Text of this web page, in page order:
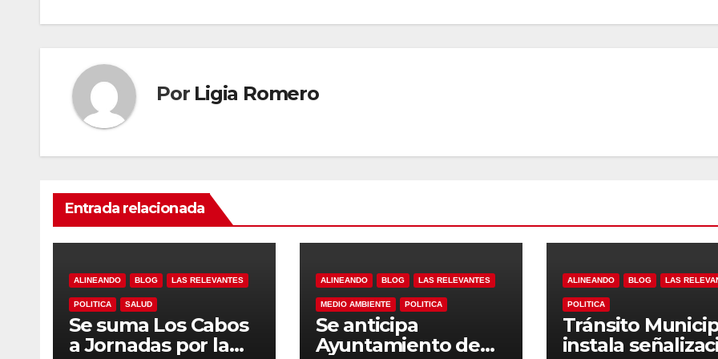
Por Ligia Romero
Entrada relacionada
ALINEANDO BLOG LAS RELEVANTES
POLITICA SALUD
Se suma Los Cabos
a Jornadas por la
ALINEANDO BLOG LAS RELEVANTES
MEDIO AMBIENTE POLITICA
Se anticipa
Ayuntamiento de
ALINEANDO BLOG LAS
POLITICA
Tránsito
instala